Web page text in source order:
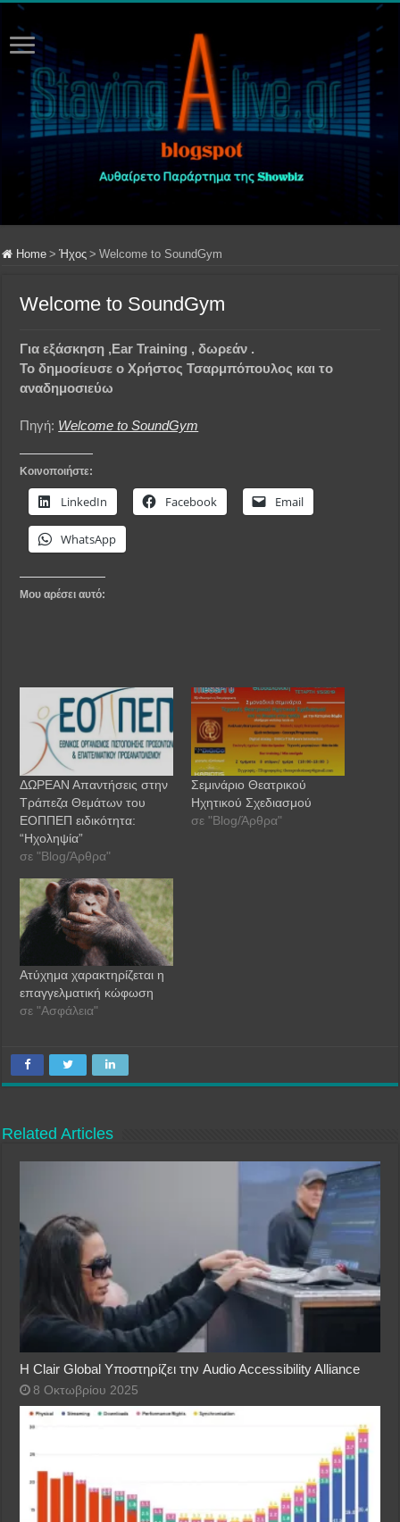
Home > Ήχος > Welcome to SoundGym
Welcome to SoundGym
Για εξάσκηση ,Ear Training , δωρεάν .
Το δημοσίευσε ο Χρήστος Τσαρμπόπουλος και το
αναδημοσιεύω
Πηγή: Welcome to SoundGym
Κοινοποιήστε:
LinkedIn Facebook Email
WhatsApp
Μου αρέσει αυτό:
ΔΩΡΕΑΝ Απαντήσεις στην
Τράπεζα Θεμάτων του
ΕΟΠΠΕΠ ειδικότητα:
“Ηχοληψία”
σε "Blog/Άρθρα"
Σεμινάριο Θεατρικού
Ηχητικού Σχεδιασμού
σε "Blog/Άρθρα"
Ατύχημα χαρακτηρίζεται η
επαγγελματική κώφωση
σε "Ασφάλεια"
Related Articles
Η Clair Global Υποστηρίζει την Audio Accessibility Alliance
8 Οκτωβρίου 2025